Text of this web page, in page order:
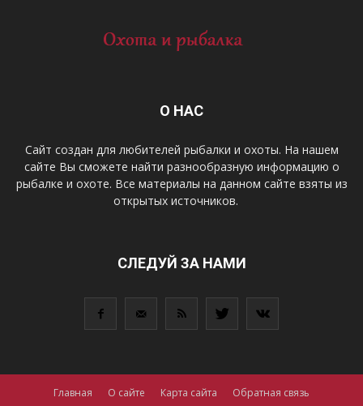
О НАС
Сайт создан для любителей рыбалки и охоты. На нашем
сайте Вы сможете найти разнообразную информацию о
рыбалке и охоте. Все материалы на данном сайте взяты из
открытых источников.
СЛЕДУЙ ЗА НАМИ
Главная О сайте Карта сайта Обратная связь